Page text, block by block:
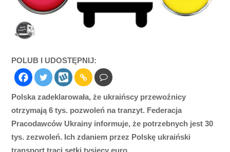
POLUB I UDOSTĘPNIJ:
Polska zadeklarowała, że ukraińscy przewoźnicy
otrzymają 6 tys. pozwoleń na tranzyt. Federacja
Pracodawców Ukrainy informuje, że potrzebnych jest 30
tys. zezwoleń. Ich zdaniem przez Polskę ukraiński
transport traci setki tysięcy euro.